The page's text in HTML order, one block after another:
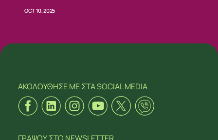
OCT 10, 2025
ΑΚΟΛΟΥΘΗΣΕ ΜΕΣΤΑ SOCIAL MEDIA